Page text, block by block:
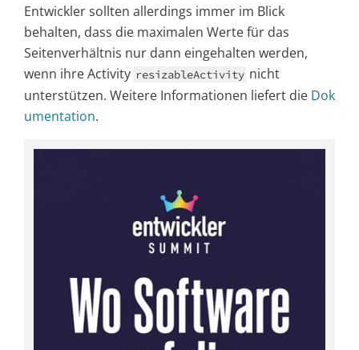
Entwickler sollten allerdings immer im Blick
behalten, dass die maximalen Werte für das
Seitenverhältnis nur dann eingehalten werden,
wenn ihre Activity resizableActivity nicht
unterstützen. Weitere Informationen liefert die Dok
umentation.